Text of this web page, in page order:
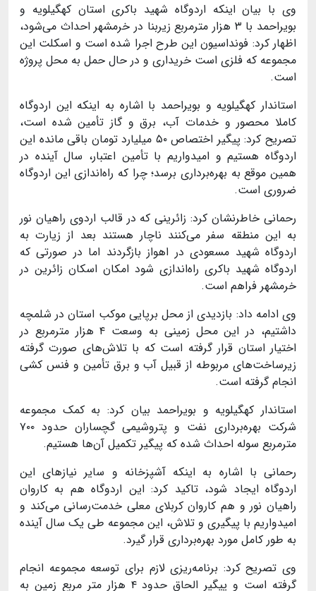
وی با بیان اینکه اردوگاه شهید باکری استان کهگیلویه و
بویراحمد با ۳ هزار مترمربع زیربنا در خرمشهر احداث می‌شود،
اظهار کرد: فونداسیون این طرح اجرا شده است و اسکلت این
مجموعه که فلزی است خریداری و در حال حمل به محل پروژه
است.
استاندار کهگیلویه و بویراحمد با اشاره به اینکه این اردوگاه
کاملا محصور و خدمات آب، برق و گاز تأمین شده است،
تصریح کرد: پیگیر اختصاص۵۰ میلیارد تومان باقی مانده این
اردوگاه هستیم و امیدواریم با تأمین اعتبار، سال آینده در
همین موقع به بهره‌برداری برسد؛ چرا که راه‌اندازی این اردوگاه
ضروری است.
رحمانی خاطرنشان کرد: زائرینی که در قالب اردوی راهیان نور
به این منطقه سفر می‌کنند ناچار هستند بعد از زیارت به
اردوگاه شهید مسعودی در اهواز بازگردند اما در صورتی که
اردوگاه شهید باکری راه‌اندازی شود امکان اسکان زائرین در
خرمشهر فراهم است.
وی ادامه داد: بازدیدی از محل برپایی موکب استان در شلمچه
داشتیم، در این محل زمینی به وسعت ۴ هزار مترمربع در
اختیار استان قرار گرفته است که با تلاش‌های صورت گرفته
زیرساخت‌های مربوطه از قبیل آب و برق تأمین و فنس کشی
انجام گرفته است.
استاندار کهگیلویه و بویراحمد بیان کرد: به کمک مجموعه
شرکت بهره‌برداری نفت و پتروشیمی گچساران حدود ۷۰۰
مترمربع سوله احداث شده که پیگیر تکمیل آن‌ها هستیم.
رحمانی با اشاره به اینکه آشپزخانه و سایر نیازهای این
اردوگاه ایجاد شود، تاکید کرد: این اردوگاه هم به کاروان
راهیان نور و هم کاروان کربلای معلی خدمت‌رسانی می‌کند و
امیدواریم با پیگیری‌ و تلاش‌، این مجموعه طی یک سال آینده
به طور کامل مورد بهره‌برداری قرار گیرد.
وی تصریح کرد: برنامه‌ریزی لازم برای توسعه مجموعه انجام
گرفته است و پیگیر الحاق حدود ۴ هزار متر مربع زمین به